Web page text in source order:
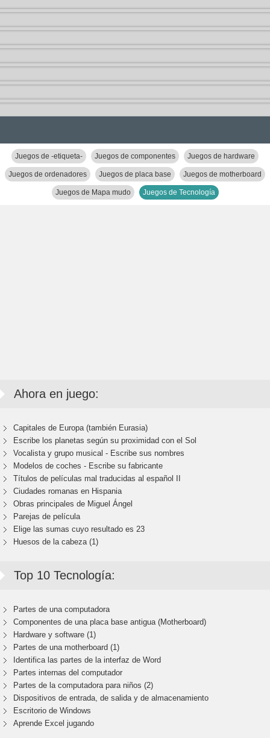
Juegos de -etiqueta- Juegos de componentes Juegos de hardware
Juegos de ordenadores Juegos de placa base Juegos de motherboard
Juegos de Mapa mudo Juegos de Tecnología
Ahora en juego:
Capitales de Europa (también Eurasia)
Escribe los planetas según su proximidad con el Sol
Vocalista y grupo musical - Escribe sus nombres
Modelos de coches - Escribe su fabricante
Títulos de películas mal traducidas al español II
Ciudades romanas en Hispania
Obras principales de Miguel Ángel
Parejas de película
Elige las sumas cuyo resultado es 23
Huesos de la cabeza (1)
Top 10 Tecnología:
Partes de una computadora
Componentes de una placa base antigua (Motherboard)
Hardware y software (1)
Partes de una motherboard (1)
Identifica las partes de la interfaz de Word
Partes internas del computador
Partes de la computadora para niños (2)
Dispositivos de entrada, de salida y de almacenamiento
Escritorio de Windows
Aprende Excel jugando